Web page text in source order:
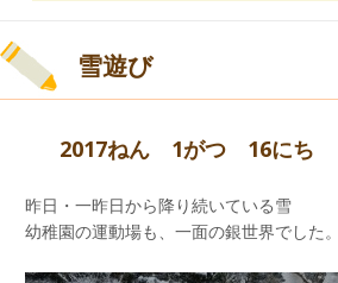
雪遊び
2017ねん 1がつ 16にち
昨日・一昨日から降り続いている雪
幼稚園の運動場も、一面の銀世界でした。